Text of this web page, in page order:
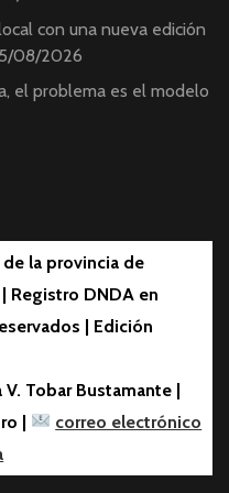
con una nueva edición
08/2026
el problema es el modelo
la provincia de
Registro DNDA en
| Edición
Tobar Bustamante |
|
correo electrónico